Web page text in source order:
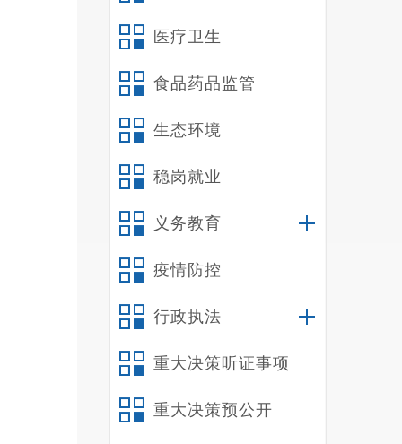
医疗卫生
食品药品监管
生态环境
稳岗就业
义务教育
疫情防控
行政执法
重大决策听证事项
重大决策预公开